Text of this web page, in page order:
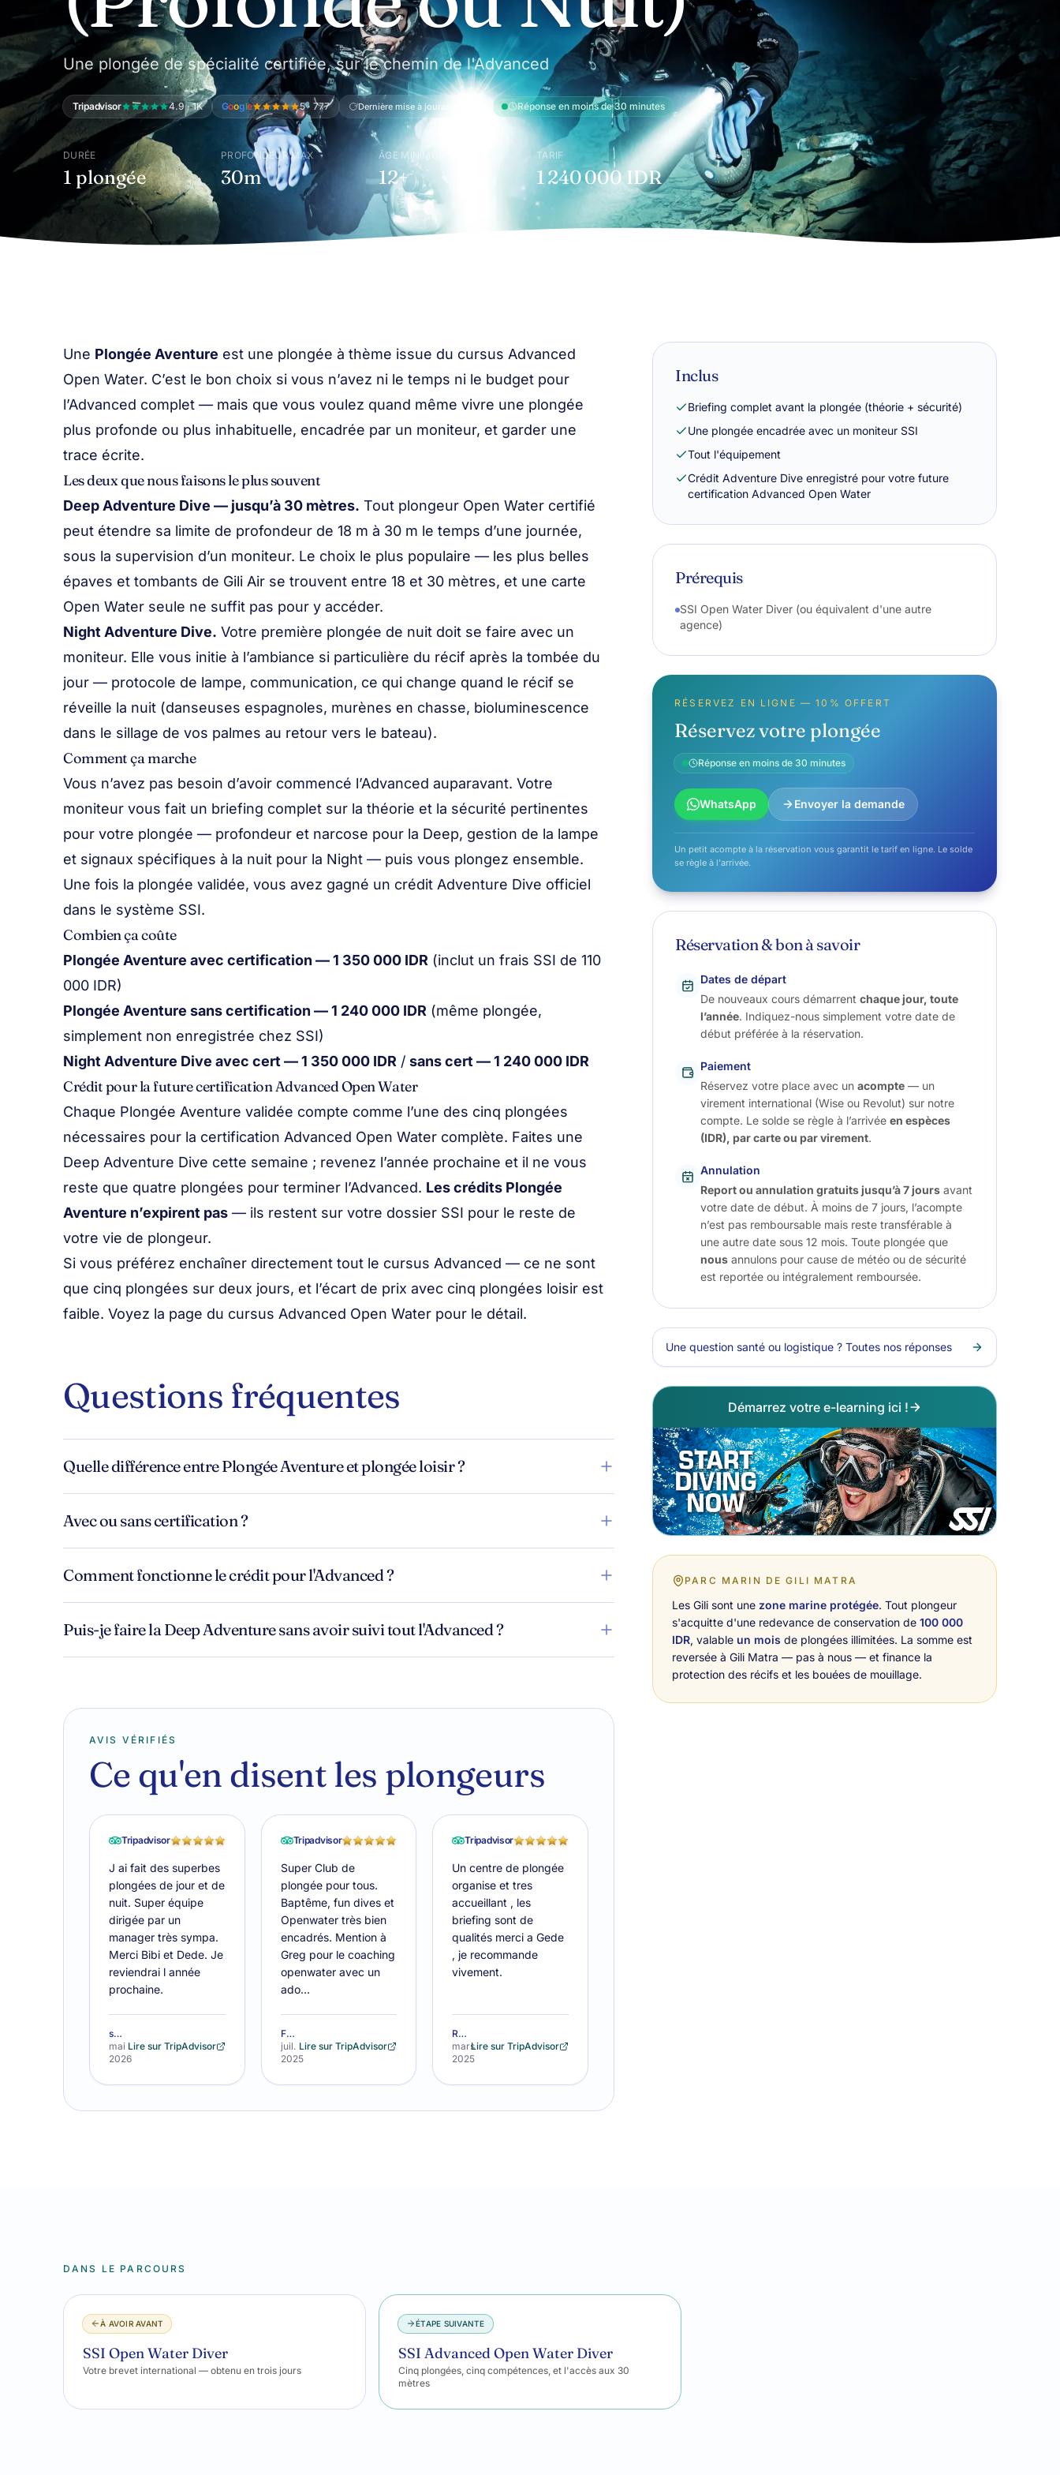
Une plongée de spécialité certifiée, sur le chemin de l'Advanced
Tripadvisor 4.9 · 1K Google 5 · 777 Dernière mise à jouraoût 2026 Réponse en moins de 30 minutes
DURÉE
1 plongée
PROFONDEUR MAX
30m
ÂGE MINIMUM
12+
TARIF
1 240 000 IDR
Une Plongée Aventure est une plongée à thème issue du cursus Advanced
Open Water. C’est le bon choix si vous n’avez ni le temps ni le budget pour
l’Advanced complet — mais que vous voulez quand même vivre une plongée
plus profonde ou plus inhabituelle, encadrée par un moniteur, et garder une
trace écrite.
Les deux que nous faisons le plus souvent
Deep Adventure Dive — jusqu’à 30 mètres. Tout plongeur Open Water certifié
peut étendre sa limite de profondeur de 18 m à 30 m le temps d’une journée,
sous la supervision d’un moniteur. Le choix le plus populaire — les plus belles
épaves et tombants de Gili Air se trouvent entre 18 et 30 mètres, et une carte
Open Water seule ne suffit pas pour y accéder.
Night Adventure Dive. Votre première plongée de nuit doit se faire avec un
moniteur. Elle vous initie à l’ambiance si particulière du récif après la tombée du
jour — protocole de lampe, communication, ce qui change quand le récif se
réveille la nuit (danseuses espagnoles, murènes en chasse, bioluminescence
dans le sillage de vos palmes au retour vers le bateau).
Comment ça marche
Vous n’avez pas besoin d’avoir commencé l’Advanced auparavant. Votre
moniteur vous fait un briefing complet sur la théorie et la sécurité pertinentes
pour votre plongée — profondeur et narcose pour la Deep, gestion de la lampe
et signaux spécifiques à la nuit pour la Night — puis vous plongez ensemble.
Une fois la plongée validée, vous avez gagné un crédit Adventure Dive officiel
dans le système SSI.
Combien ça coûte
Plongée Aventure avec certification — 1 350 000 IDR (inclut un frais SSI de 110
000 IDR)
Plongée Aventure sans certification — 1 240 000 IDR (même plongée,
simplement non enregistrée chez SSI)
Night Adventure Dive avec cert — 1 350 000 IDR / sans cert — 1 240 000 IDR
Crédit pour la future certification Advanced Open Water
Chaque Plongée Aventure validée compte comme l’une des cinq plongées
nécessaires pour la certification Advanced Open Water complète. Faites une
Deep Adventure Dive cette semaine ; revenez l’année prochaine et il ne vous
reste que quatre plongées pour terminer l’Advanced. Les crédits Plongée
Aventure n’expirent pas — ils restent sur votre dossier SSI pour le reste de
votre vie de plongeur.
Si vous préférez enchaîner directement tout le cursus Advanced — ce ne sont
que cinq plongées sur deux jours, et l’écart de prix avec cinq plongées loisir est
faible. Voyez la page du cursus Advanced Open Water pour le détail.
Questions fréquentes
Quelle différence entre Plongée Aventure et plongée loisir ?
Avec ou sans certification ?
Comment fonctionne le crédit pour l'Advanced ?
Puis-je faire la Deep Adventure sans avoir suivi tout l'Advanced ?
AVIS VÉRIFIÉS
Ce qu'en disent les plongeurs
Tripadvisor
J ai fait des superbes
plongées de jour et de
nuit. Super équipe
dirigée par un
manager très sympa.
Merci Bibi et Dede. Je
reviendrai l année
prochaine.
souvannalab
mai
2026
Lire sur TripAdvisor
Tripadvisor
Super Club de
plongée pour tous.
Baptême, fun dives et
Openwater très bien
encadrés. Mention à
Greg pour le coaching
openwater avec un
ado…
FarAway21319929073
juil.
2025
Lire sur TripAdvisor
Tripadvisor
Un centre de plongée
organise et tres
accueillant , les
briefing sont de
qualités merci a Gede
, je recommande
vivement.
RegisC38
mars
2025
Lire sur TripAdvisor
Inclus
Briefing complet avant la plongée (théorie + sécurité)
Une plongée encadrée avec un moniteur SSI
Tout l'équipement
Crédit Adventure Dive enregistré pour votre future
certification Advanced Open Water
Prérequis
SSI Open Water Diver (ou équivalent d'une autre
agence)
RÉSERVEZ EN LIGNE — 10% OFFERT
Réservez votre plongée
Réponse en moins de 30 minutes
WhatsApp Envoyer la demande
Un petit acompte à la réservation vous garantit le tarif en ligne. Le solde
se règle à l'arrivée.
Réservation & bon à savoir
Dates de départ
De nouveaux cours démarrentchaque jour, toute
l’année. Indiquez-nous simplement votre date de
début préférée à la réservation.
Paiement
Réservez votre place avec unacompte — un
virement international (Wise ou Revolut) sur notre
compte. Le solde se règle à l’arrivéeen espèces
(IDR), par carte ou par virement.
Annulation
Report ou annulation gratuits jusqu’à 7 jours avant
votre date de début. À moins de 7 jours, l’acompte
n’est pas remboursable mais reste transférable à
une autre date sous 12 mois. Toute plongée que
nous annulons pour cause de météo ou de sécurité
est reportée ou intégralement remboursée.
Une question santé ou logistique ? Toutes nos réponses
Démarrez votre e-learning ici !
PARC MARIN DE GILI MATRA
Les Gili sont une zone marine protégée. Tout plongeur
s'acquitte d'une redevance de conservation de100 000
IDR, valable un mois de plongées illimitées. La somme est
reversée à Gili Matra — pas à nous — et finance la
protection des récifs et les bouées de mouillage.
DANS LE PARCOURS
À AVOIR AVANT
SSI Open Water Diver
Votre brevet international — obtenu en trois jours
ÉTAPE SUIVANTE
SSI Advanced Open Water Diver
Cinq plongées, cinq compétences, et l'accès aux 30
mètres